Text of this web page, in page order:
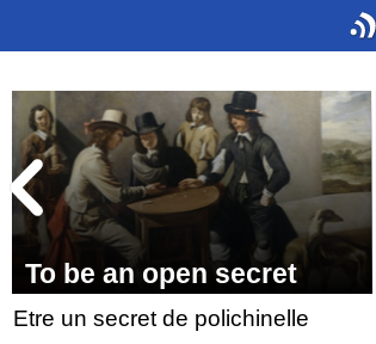
To be an open secret
Etre un secret de polichinelle